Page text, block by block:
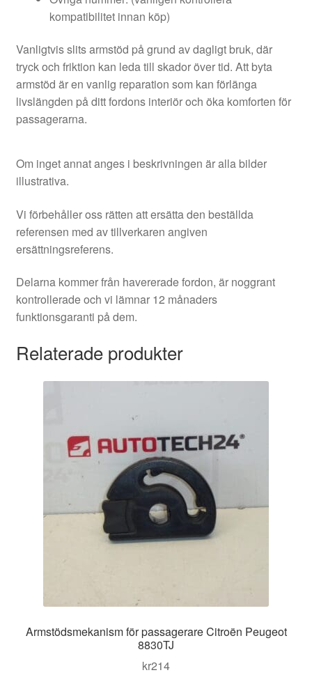
kompatibilitet innan köp)
Vanligtvis slits armstöd på grund av dagligt bruk, där
tryck och friktion kan leda till skador över tid. Att byta
armstöd är en vanlig reparation som kan förlänga
livslängden på ditt fordons interiör och öka komforten för
passagerarna.
Om inget annat anges i beskrivningen är alla bilder
illustrativa.
Vi förbehåller oss rätten att ersätta den beställda
referensen med av tillverkaren angiven
ersättningsreferens.
Delarna kommer från havererade fordon, är noggrant
kontrollerade och vi lämnar 12 månaders
funktionsgaranti på dem.
Relaterade produkter
Armstödsmekanism för passagerare Citroën Peugeot
8830TJ
kr214